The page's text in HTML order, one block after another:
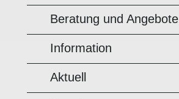
Beratung und Angebote
Information
Aktuell